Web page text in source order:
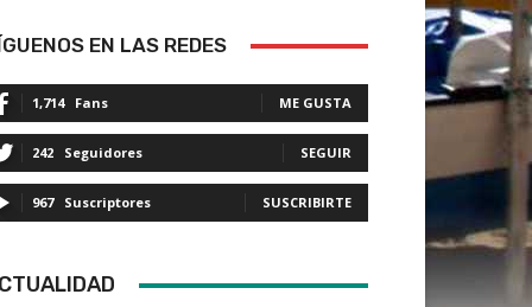
EN LAS REDES
1,714 Fans ME GUSTA
242 Seguidores SEGUIR
967 Suscriptores SUSCRIBIRTE